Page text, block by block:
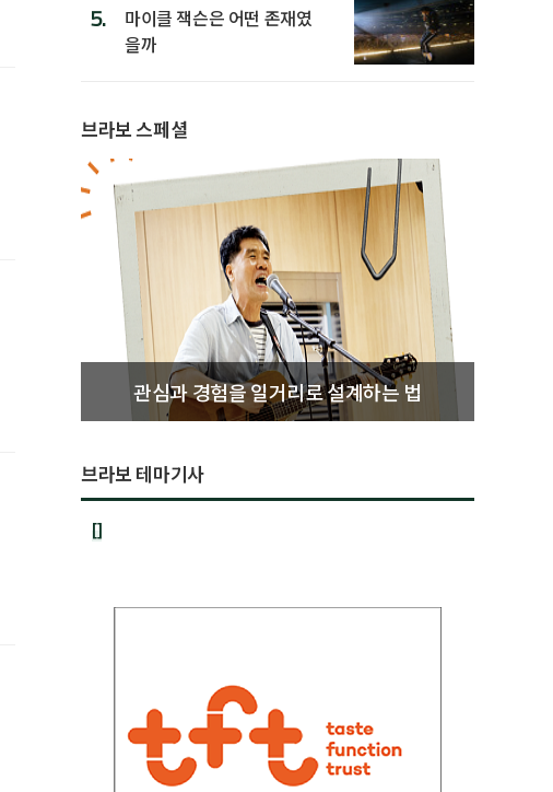
5.
마이클 잭슨은 어떤 존재였
을까
브라보 스페셜
관심과 경험을 일거리로 설계하는 법
브라보 테마기사
[]